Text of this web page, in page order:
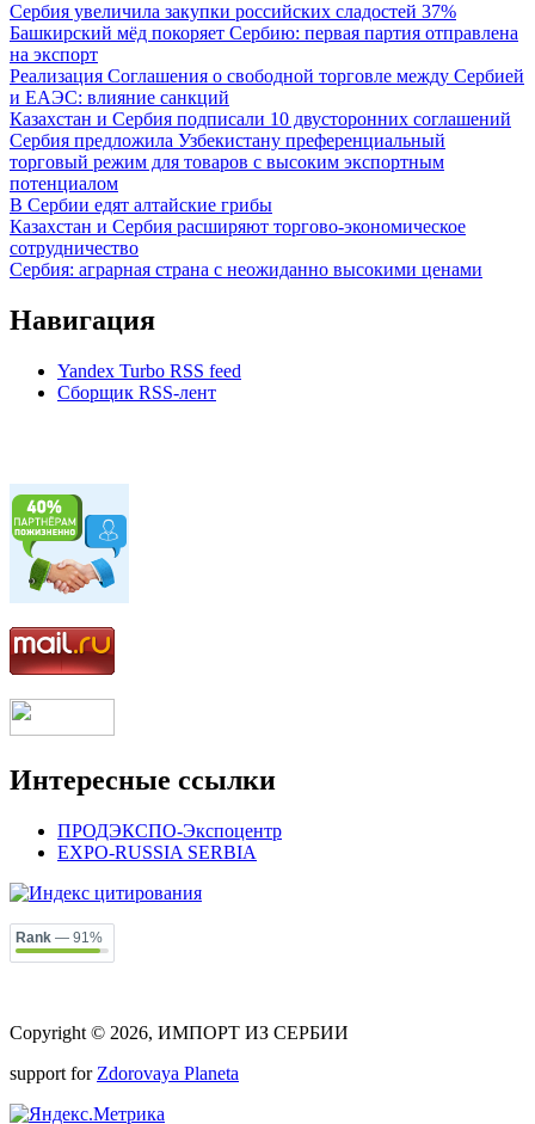
Сербия увеличила закупки российских сладостей 37%
Башкирский мёд покоряет Сербию: первая партия отправлена
на экспорт
Реализация Соглашения о свободной торговле между Сербией
и ЕАЭС: влияние санкций
Казахстан и Сербия подписали 10 двусторонних соглашений
Сербия предложила Узбекистану преференциальный
торговый режим для товаров с высоким экспортным
потенциалом
В Сербии едят алтайские грибы
Казахстан и Сербия расширяют торгово-экономическое
сотрудничество
Сербия: аграрная страна с неожиданно высокими ценами
Навигация
Yandex Turbo RSS feed
Сборщик RSS-лент
Интересные ссылки
ПРОДЭКСПО-Экспоцентр
EXPO-RUSSIA SERBIA
Rank — 91%
Copyright © 2026, ИМПОРТ ИЗ СЕРБИИ
support for Zdorovaya Planeta